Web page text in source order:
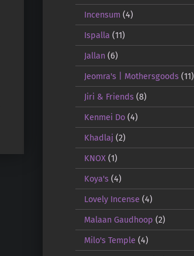
Incensum (4)
Ispalla (11)
Jallan(6)
Jeomra's | Mothersgoods(11)
Jiri & Friends(8)
Kenmei Do(4)
Khadlaj (2)
KNOX (1)
Koya's(4)
Lovely Incense (4)
Malaan Gaudhoop (2)
Milo's Temple (4)